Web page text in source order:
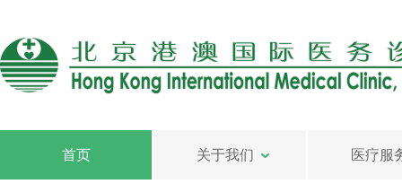
首页 关于我们 医疗服